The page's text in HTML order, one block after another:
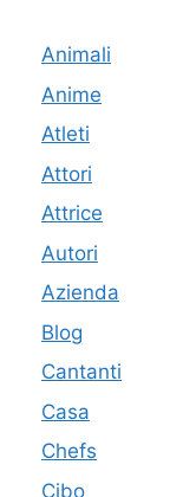
Animali
Anime
Atleti
Attori
Attrice
Autori
Azienda
Blog
Cantanti
Casa
Chefs
Cibo